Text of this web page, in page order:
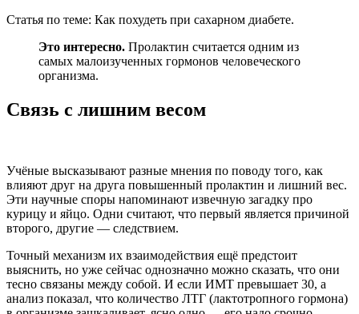
Статья по теме: Как похудеть при сахарном диабете.
Это интересно. Пролактин считается одним из
самых малоизученных гормонов человеческого
организма.
Связь с лишним весом
Учёные высказывают разные мнения по поводу того, как
влияют друг на друга повышенный пролактин и лишний вес.
Эти научные споры напоминают извечную загадку про
курицу и яйцо. Одни считают, что первый является причиной
второго, другие — следствием.
Точный механизм их взаимодействия ещё предстоит
выяснить, но уже сейчас однозначно можно сказать, что они
тесно связаны между собой. И если ИМТ превышает 30, а
анализ показал, что количество ЛТГ (лактотропного гормона)